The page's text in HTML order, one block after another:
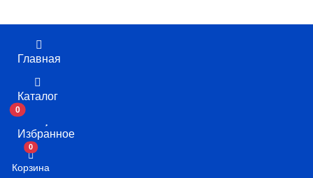
Главная
Каталог
0
Избранное
Корзина
0В корзину